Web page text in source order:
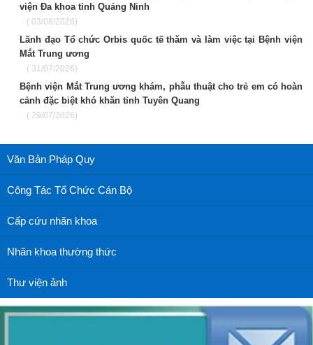
viện Đa khoa tỉnh Quảng Ninh
( 03/08/2026)
Lãnh đạo Tổ chức Orbis quốc tế thăm và làm việc tại Bệnh viện
Mắt Trung ương
( 31/07/2026)
Bệnh viện Mắt Trung ương khám, phẫu thuật cho trẻ em có hoàn
cảnh đặc biệt khó khăn tỉnh Tuyên Quang
( 29/07/2026)
Văn Bản Pháp Quy
Công Tác Tổ Chức Cán Bộ
Cấp cứu nhãn khoa
Nhãn khoa thường thức
Thư viện ảnh